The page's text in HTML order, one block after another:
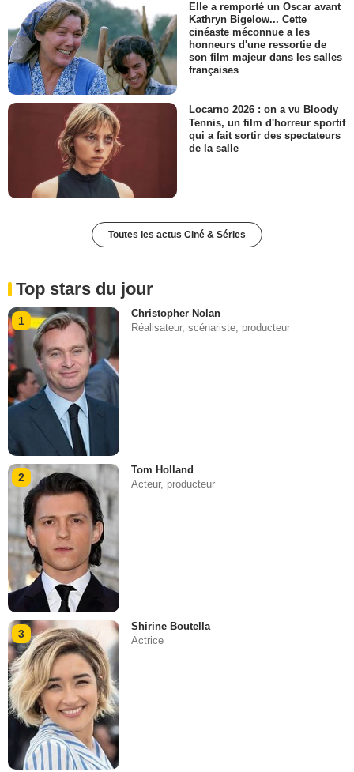
Elle a remporté un Oscar avant
Kathryn Bigelow... Cette
cinéaste méconnue a les
honneurs d'une ressortie de
son film majeur dans les salles
françaises
Locarno 2026 : on a vu Bloody
Tennis, un film d'horreur sportif
qui a fait sortir des spectateurs
de la salle
Toutes les actus Ciné & Séries
Top stars du jour
1
Christopher Nolan
Réalisateur, scénariste, producteur
2
Tom Holland
Acteur, producteur
3
Shirine Boutella
Actrice